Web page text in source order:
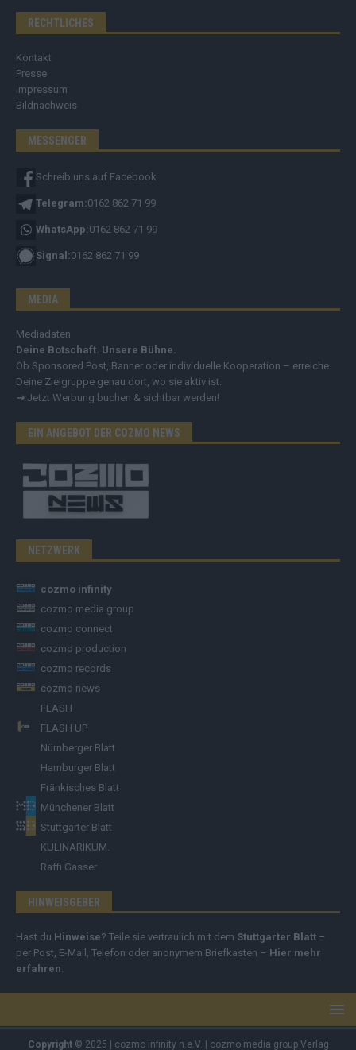
RECHTLICHES
Kontakt
Presse
Impressum
Bildnachweis
MESSENGER
Schreib uns auf Facebook
Telegram:0162 862 71 99
WhatsApp:0162 862 71 99
Signal:0162 862 71 99
MEDIA
Mediadaten
Deine Botschaft. Unsere Bühne.
Ob Sponsored Post, Banner oder individuelle Kooperation – erreiche
Deine Zielgruppe genau dort, wo sie aktiv ist.
➔ Jetzt Werbung buchen & sichtbar werden!
EIN ANGEBOT DER COZMO NEWS
NETZWERK
cozmo infinity
cozmo media group
cozmo connect
cozmo production
cozmo records
cozmo news
FLASH
FLASH UP
Nürnberger Blatt
Hamburger Blatt
Fränkisches Blatt
Münchener Blatt
Stuttgarter Blatt
KULINARIKUM.
Raffi Gasser
HINWEISGEBER
Hast du Hinweise? Teile sie vertraulich mit dem Stuttgarter Blatt –
per Post, E-Mail, Telefon oder anonymem Briefkasten – Hier mehr
erfahren.
Copyright© 2025 | cozmo infinity n.e.V. | cozmo media group Verlag